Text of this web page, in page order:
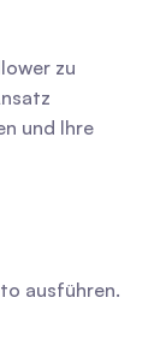
zu
und Ihre
ausführen.